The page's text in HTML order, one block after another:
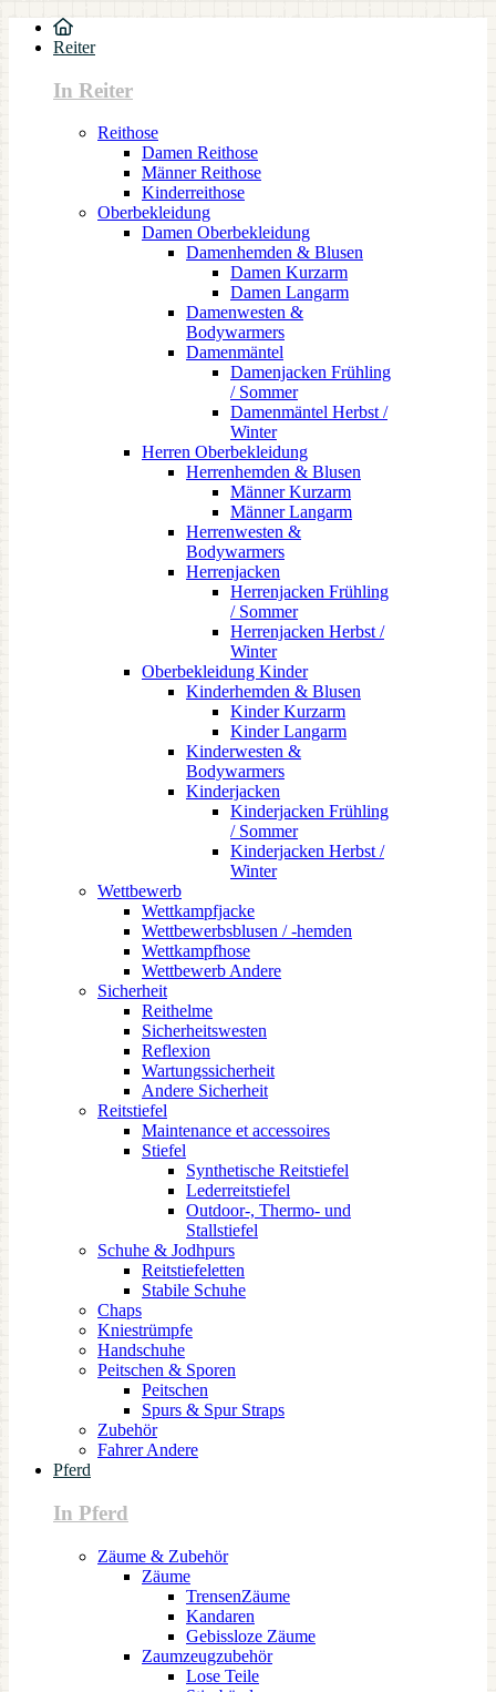
Reiter
In Reiter
Reithose
Damen Reithose
Männer Reithose
Kinderreithose
Oberbekleidung
Damen Oberbekleidung
Damenhemden & Blusen
Damen Kurzarm
Damen Langarm
Damenwesten &
Bodywarmers
Damenmäntel
Damenjacken Frühling
/ Sommer
Damenmäntel Herbst /
Winter
Herren Oberbekleidung
Herrenhemden & Blusen
Männer Kurzarm
Männer Langarm
Herrenwesten &
Bodywarmers
Herrenjacken
Herrenjacken Frühling
/ Sommer
Herrenjacken Herbst /
Winter
Oberbekleidung Kinder
Kinderhemden & Blusen
Kinder Kurzarm
Kinder Langarm
Kinderwesten &
Bodywarmers
Kinderjacken
Kinderjacken Frühling
/ Sommer
Kinderjacken Herbst /
Winter
Wettbewerb
Wettkampfjacke
Wettbewerbsblusen / -hemden
Wettkampfhose
Wettbewerb Andere
Sicherheit
Reithelme
Sicherheitswesten
Reflexion
Wartungssicherheit
Andere Sicherheit
Reitstiefel
Maintenance et accessoires
Stiefel
Synthetische Reitstiefel
Lederreitstiefel
Outdoor-, Thermo- und
Stallstiefel
Schuhe & Jodhpurs
Reitstiefeletten
Stabile Schuhe
Chaps
Kniestrümpfe
Handschuhe
Peitschen & Sporen
Peitschen
Spurs & Spur Straps
Zubehör
Fahrer Andere
Pferd
In Pferd
Zäume & Zubehör
Zäume
TrensenZäume
Kandaren
Gebissloze Zäume
Zaumzeugzubehör
Lose Teile